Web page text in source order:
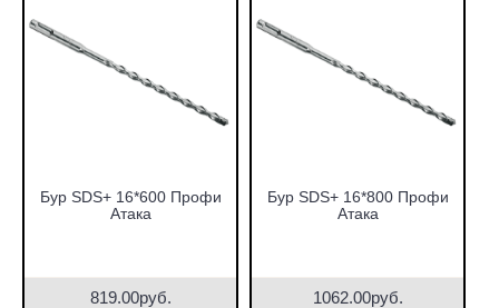
Бур SDS+ 16*600 Профи
Атака
819.00руб.
Бур SDS+ 16*800 Профи
Атака
1062.00руб.